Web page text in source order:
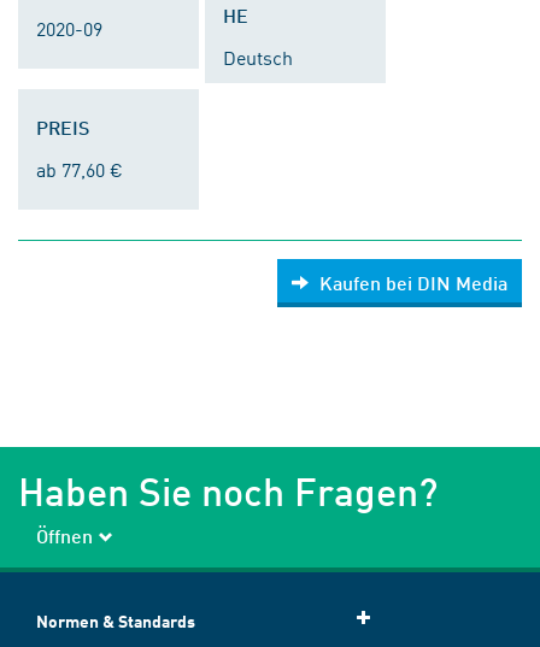
2020-09
HE
Deutsch
PREIS
ab 77,60 €
Kaufen bei DIN Media
Haben Sie noch Fragen?
Öffnen
Normen & Standards